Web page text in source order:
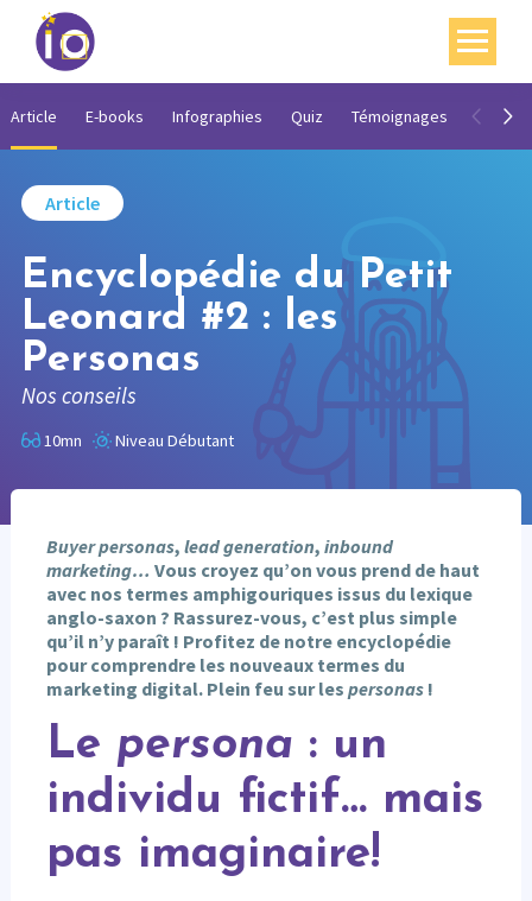
Vos enjeux
Académie
Ressources
Agenda
Contact
Mon compte
English
Article E-books Infographies Quiz Témoignages Vidéos
Article
Encyclopédie du Petit
Leonard #2 : les
Personas
Nos conseils
10mn Niveau Débutant
Buyer personas, lead generation, inbound
marketing… Vous croyez qu’on vous prend de haut
avec nos termes amphigouriques issus du lexique
anglo-saxon ? Rassurez-vous, c’est plus simple
qu’il n’y paraît ! Profitez de notre encyclopédie
pour comprendre les nouveaux termes du
marketing digital. Plein feu sur les personas!
Le persona : un
individu fictif… mais
pas imaginaire!